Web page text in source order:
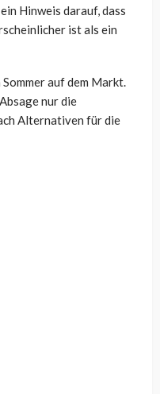
Hinweis darauf, dass
ist als ein
auf dem Markt.
nur die
Alternativen für die